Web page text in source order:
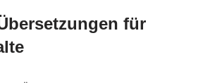
für